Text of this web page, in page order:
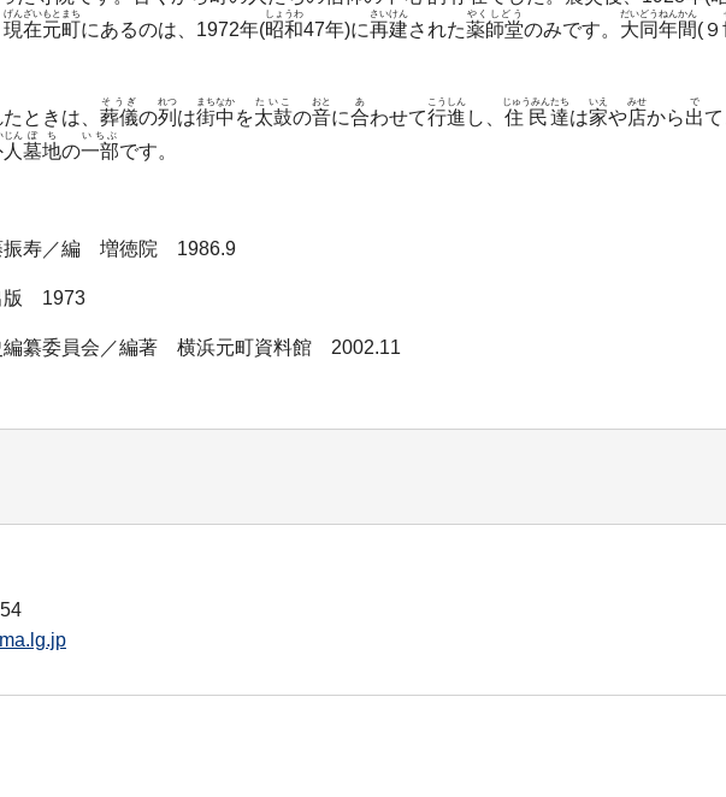
現在
げんざい
元町
もとまち
にあるのは、1972年(昭和
しょうわ
47年)に再建
さいけん
された薬師堂
やくしどう
のみです。 大同
だいどう
年間
ねんかん
(９
ときは、 葬儀
そうぎ
の列
れつ
は街中
まちなか
を太鼓
たいこ
の音
おと
に合
あ
わせて行進
こうしん
し、 住民
じゅうみん
達
たち
は家
いえ
や店
みせ
から出
で
て
じん
墓地
ぼち
の一部
いちぶ
です。
振寿／編 増徳院 1986.9
版 1973
編纂委員会／編著 横浜元町資料館 2002.11